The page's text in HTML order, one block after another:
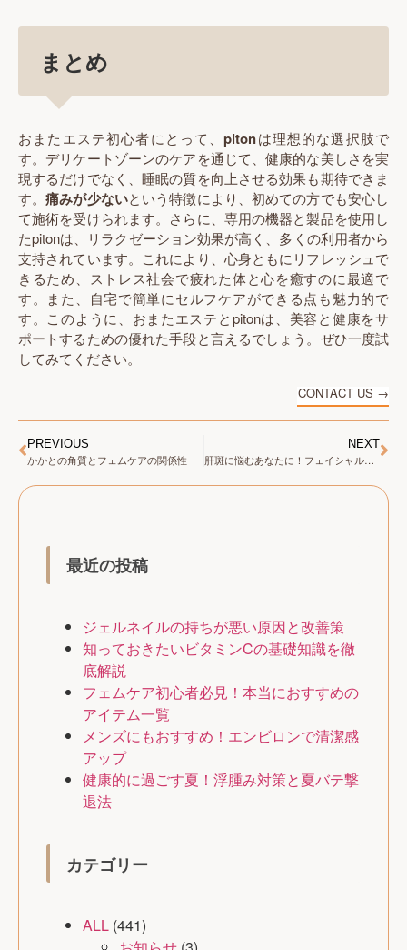
まとめ
おまたエステ初心者にとって、pitonは理想的な選択肢で
す。デリケートゾーンのケアを通じて、健康的な美しさを実
現するだけでなく、睡眠の質を向上させる効果も期待できま
す。痛みが少ないという特徴により、初めての方でも安心し
て施術を受けられます。さらに、専用の機器と製品を使用し
たpitonは、リラクゼーション効果が高く、多くの利用者から
支持されています。これにより、心身ともにリフレッシュで
きるため、ストレス社会で疲れた体と心を癒すのに最適で
す。また、自宅で簡単にセルフケアができる点も魅力的で
す。このように、おまたエステとpitonは、美容と健康をサ
ポートするための優れた手段と言えるでしょう。ぜひ一度試
してみてください。
CONTACT US →
PREVIOUS
かかとの角質とフェムケアの関係性
NEXT
肝斑に悩むあなたに！フェイシャルエステの新常識
最近の投稿
ジェルネイルの持ちが悪い原因と改善策
知っておきたいビタミンCの基礎知識を徹
底解説
フェムケア初心者必見！本当におすすめの
アイテム一覧
メンズにもおすすめ！エンビロンで清潔感
アップ
健康的に過ごす夏！浮腫み対策と夏バテ撃
退法
カテゴリー
ALL (441)